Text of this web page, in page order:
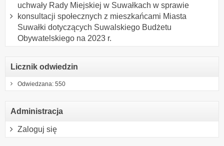
uchwały Rady Miejskiej w Suwałkach w sprawie
konsultacji społecznych z mieszkańcami Miasta
Suwałki dotyczących Suwalskiego Budżetu
Obywatelskiego na 2023 r.
Licznik odwiedzin
Odwiedzana: 550
Administracja
Zaloguj się